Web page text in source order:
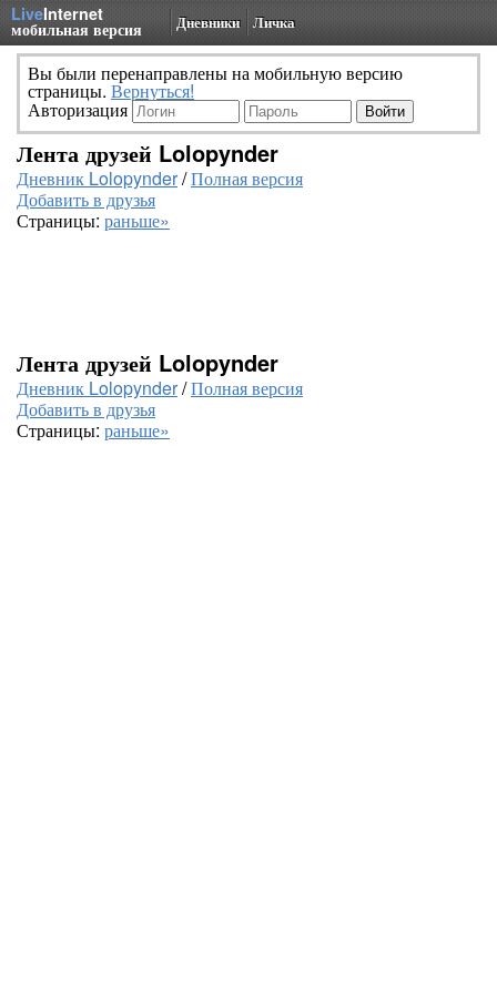
LiveInternet
мобильная версия Дневники Личка
Вы были перенаправлены на мобильную версию
страницы. Вернуться!
Авторизация
Лента друзей Lolopynder
Дневник Lolopynder/Полная версия
Добавить в друзья
Страницы: раньше»
Лента друзей Lolopynder
Дневник Lolopynder/Полная версия
Добавить в друзья
Страницы: раньше»